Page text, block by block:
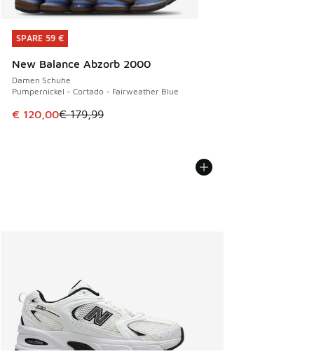
SPARE 59 €
New Balance Abzorb 2000
Damen Schuhe
Pumpernickel - Cortado - Fairweather Blue
Dieser Artikel ist im Sale. Der Preis ist von € 179,99 auf €
€ 120,00€ 179,99
SPARE 59 €